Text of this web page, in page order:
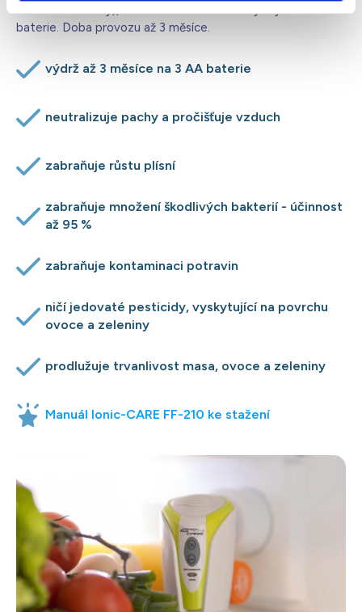
baterie. Doba provozu až 3 měsíce.
výdrž až 3 měsíce na 3 AA baterie
neutralizuje pachy a pročišťuje vzduch
zabraňuje růstu plísní
zabraňuje množení škodlivých bakterií - účinnost
až 95 %
zabraňuje kontaminaci potravin
ničí jedovaté pesticidy, vyskytující na povrchu
ovoce a zeleniny
prodlužuje trvanlivost masa, ovoce a zeleniny
Manuál Ionic-CARE FF-210 ke stažení